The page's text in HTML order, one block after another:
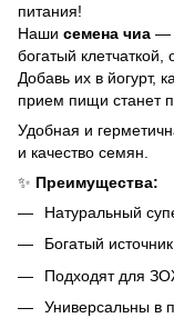
питания!
Наши семена чиа —
богатый
Добавь их в йогурт,
прием пищи станет
Удобная и
и качество семян.
✨ Преимущества:
Натуральный
Богатый
Подходят для
Универсальны в